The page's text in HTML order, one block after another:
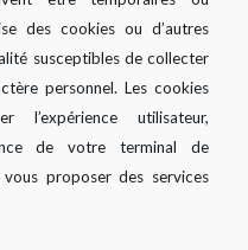
des cookies ou d’autres
susceptibles de collecter
personnel. Les cookies
l’expérience utilisateur,
de votre terminal de
proposer des services